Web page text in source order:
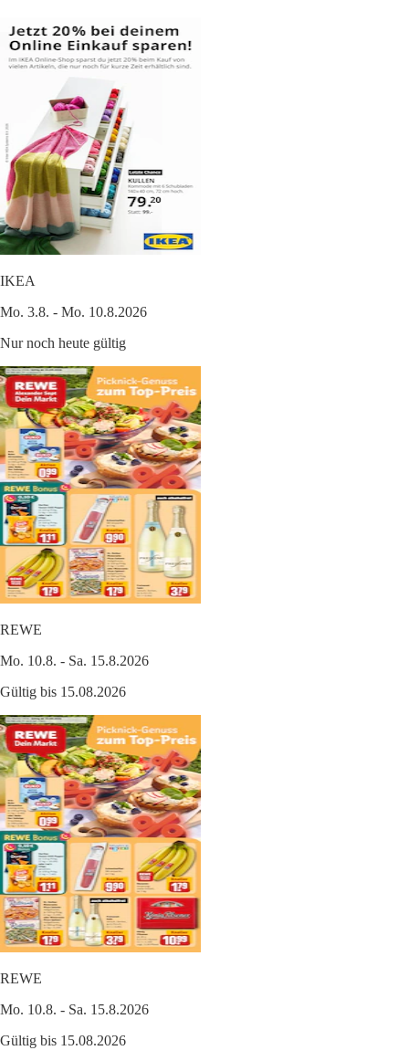
IKEA
Mo. 3.8. - Mo. 10.8.2026
Nur noch heute gültig
REWE
Mo. 10.8. - Sa. 15.8.2026
Gültig bis 15.08.2026
REWE
Mo. 10.8. - Sa. 15.8.2026
Gültig bis 15.08.2026